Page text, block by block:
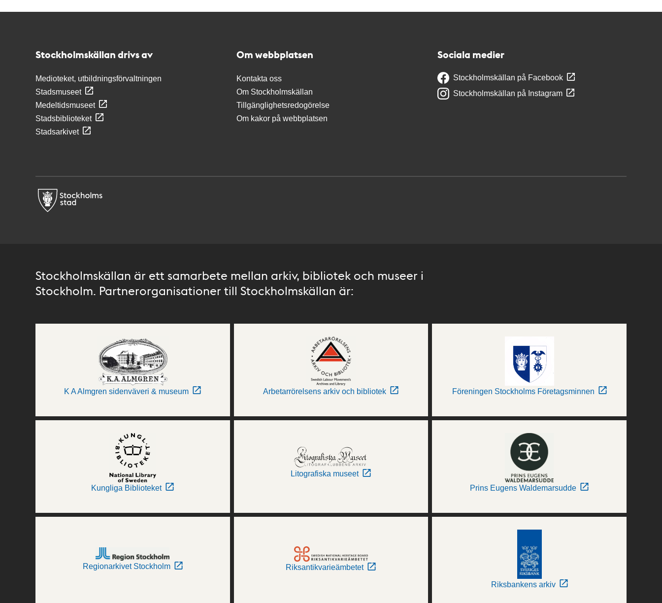
Stockholmskällan drivs av
Medioteket, utbildningsförvaltningen
Stadsmuseet
Medeltidsmuseet
Stadsbiblioteket
Stadsarkivet
Om webbplatsen
Kontakta oss
Om Stockholmskällan
Tillgänglighetsredogörelse
Om kakor på webbplatsen
Sociala medier
Stockholmskällan på Facebook
Stockholmskällan på Instagram
Stockholmskällan är ett samarbete mellan arkiv, bibliotek och museer i
Stockholm. Partnerorganisationer till Stockholmskällan är:
K A Almgren sidenväveri & museum Arbetarrörelsens arkiv och bibliotek Föreningen Stockholms Företagsminnen
Kungliga Biblioteket
Litografiska museet
Prins Eugens Waldemarsudde
Regionarkivet Stockholm Riksantikvarieämbetet
Riksbankens arkiv